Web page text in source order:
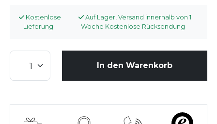
Kostenlose
Lieferung
Auf Lager, Versand innerhalb von 1
Woche Kostenlose Rücksendung
In den Warenkorb